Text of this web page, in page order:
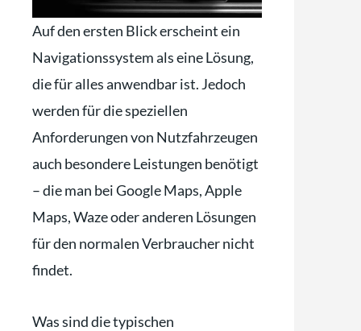
Auf den ersten Blick erscheint ein
Navigationssystem als eine Lösung,
die für alles anwendbar ist. Jedoch
werden für die speziellen
Anforderungen von Nutzfahrzeugen
auch besondere Leistungen benötigt
– die man bei Google Maps, Apple
Maps, Waze oder anderen Lösungen
für den normalen Verbraucher nicht
findet.
Was sind die typischen